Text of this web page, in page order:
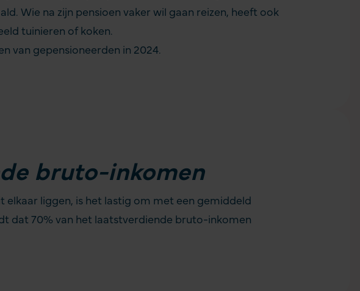
Wie na zijn pensioen vaker wil gaan reizen, heeft ook
tuinieren of koken.
van gepensioneerden in 2024.
bruto-inkomen
elkaar liggen, is het lastig om met een gemiddeld
dat 70% van het laatstverdiende bruto-inkomen